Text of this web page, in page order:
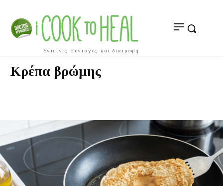
Υγιεινές συνταγές και διατροφή
Κρέπα βρώμης